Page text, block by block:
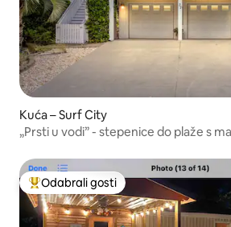
Kuća – Surf City
„Prsti u vodi” - stepenice do plaže s
Među najviše rangiranima s oznakom
Odabrali gosti